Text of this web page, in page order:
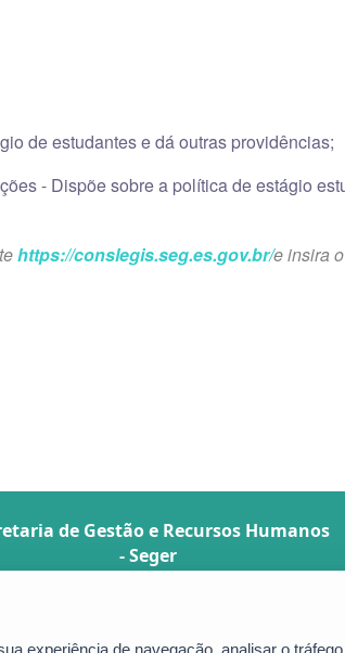
de estudantes e dá outras providências;
- Dispõe sobre a política de estágio
https://conslegis.seg.es.gov.br/e insira
de Gestão e Recursos Humanos
- Seger
experiência de navegação, analisar o